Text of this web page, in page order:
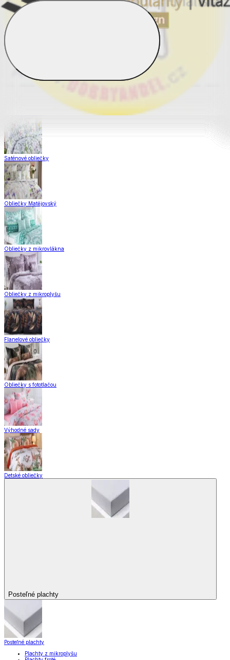
Obliečky Dual Feel®
Obliečky z hladkej bavlny
Saténové obliečky
Obliečky Matějovský
Obliečky z mikrovlákna
Obliečky z mikroplyšu
Flanelové obliečky
Obliečky s fototlačou
Výhodné sady
Detské obliečky
Posteľné plachty
Posteľné plachty
Plachty z mikroplyšu